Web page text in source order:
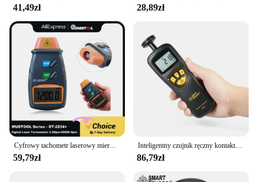
41,49zł 28,89zł
Cyfrowy tachometr laserowy miernik obr./min bezdotykowy 2.5 obr./min-99999 obr./min wyświetlacz Lcd miernik prędkości Dt2234C Tester prędkości
59,79zł
Inteligentny czujnik ręczny kontakt LCD cyfrowy obrotomierz prędkościomierz Tach miernik szeroki pomiar Rang 0.5 ~ 19999 RPM
86,79zł